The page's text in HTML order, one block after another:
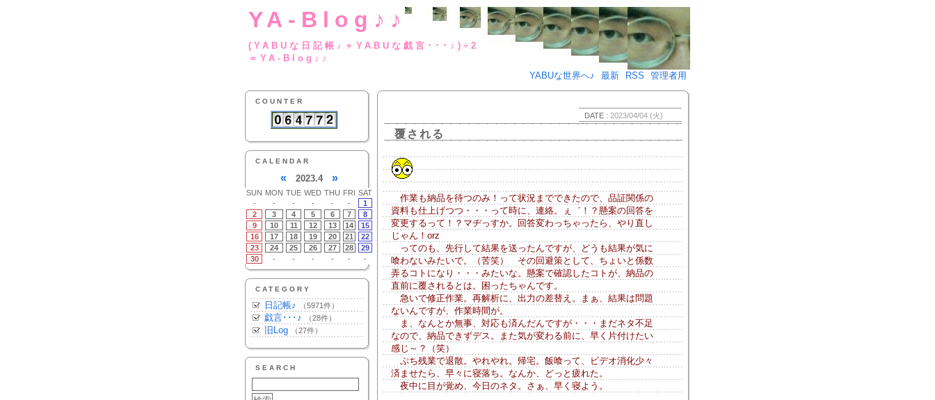
YA-Blog♪♪
(YABUな日記帳♪＋YABUな戯言･･･♪)÷2
＝YA-Blog♪♪
YABUな世界へ♪
最新 RSS 管理者用
COUNTER
CALENDAR
« 2023.4 »
SUN MON TUE WED THU FRI SAT
-
- - - - -
1
2
3 4 5 6 7
8
9
10 11 12 13 14
15
16
17 18 19 20 21
22
23
24 25 26 27 28
29
30
- - - - - -
CATEGORY
日記帳♪ （5971件）
戯言･･･♪ （28件）
旧Log （27件）
SEARCH
DATE : 2023/04/04 (火)
覆される
作業も納品を待つのみ！って状況までできたので、品証関係の
資料も仕上げつつ・・・って時に、連絡。ぇ゛！？懸案の回答を
変更するって！？マヂっすか。回答変わっちゃったら、やり直し
じゃん！orz
ってのも、先行して結果を送ったんですが、どうも結果が気に
喰わないみたいで。（苦笑） その回避策として、ちょいと係数
弄るコトになり・・・みたいな。懸案で確認したコトが、納品の
直前に覆されるとは。困ったちゃんです。
急いで修正作業。再解析に、出力の差替え。まぁ、結果は問題
ないんですが、作業時間が。
ま、なんとか無事、対応も済んだんですが・・・まだネタ不足
なので、納品できずデス。また気が変わる前に、早く片付けたい
感じ～？（笑）
ぷち残業で退散。やれやれ。帰宅。飯喰って、ビデオ消化少々
済ませたら、早々に寝落ち。なんか、どっと疲れた。
夜中に目が覚め、今日のネタ。さぁ、早く寝よう。